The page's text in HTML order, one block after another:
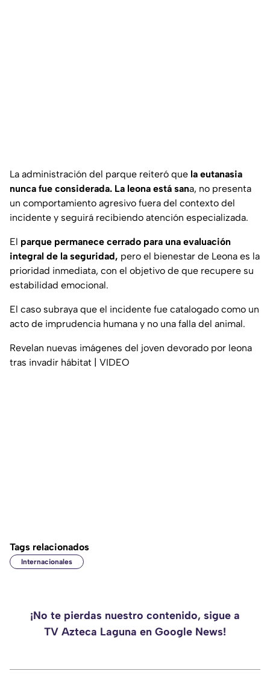
La administración del parque reiteró que la eutanasia
nunca fue considerada. La leona está sana, no presenta
un comportamiento agresivo fuera del contexto del
incidente y seguirá recibiendo atención especializada.
El parque permanece cerrado para una evaluación
integral de la seguridad, pero el bienestar de Leona es la
prioridad inmediata, con el objetivo de que recupere su
estabilidad emocional.
El caso subraya que el incidente fue catalogado como un
acto de imprudencia humana y no una falla del animal.
Revelan nuevas imágenes del joven devorado por leona
tras invadir hábitat | VIDEO
Tags relacionados
Internacionales
¡No te pierdas nuestro contenido, sigue a
TV Azteca Laguna en Google News!